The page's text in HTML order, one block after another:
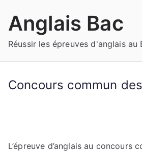
Anglais Bac
Réussir les épreuves d'anglais au
Concours commun
L’épreuve d’anglais au concours